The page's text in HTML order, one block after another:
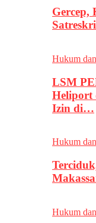
Gercep,
Hukum
LSM
Heliport
Izin di…
Hukum
Hukum